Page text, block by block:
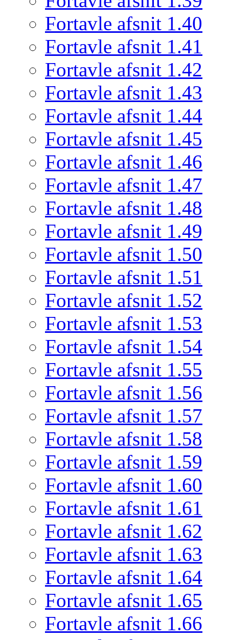
Fortavle afsnit 1.40
Fortavle afsnit 1.41
Fortavle afsnit 1.42
Fortavle afsnit 1.43
Fortavle afsnit 1.44
Fortavle afsnit 1.45
Fortavle afsnit 1.46
Fortavle afsnit 1.47
Fortavle afsnit 1.48
Fortavle afsnit 1.49
Fortavle afsnit 1.50
Fortavle afsnit 1.51
Fortavle afsnit 1.52
Fortavle afsnit 1.53
Fortavle afsnit 1.54
Fortavle afsnit 1.55
Fortavle afsnit 1.56
Fortavle afsnit 1.57
Fortavle afsnit 1.58
Fortavle afsnit 1.59
Fortavle afsnit 1.60
Fortavle afsnit 1.61
Fortavle afsnit 1.62
Fortavle afsnit 1.63
Fortavle afsnit 1.64
Fortavle afsnit 1.65
Fortavle afsnit 1.66